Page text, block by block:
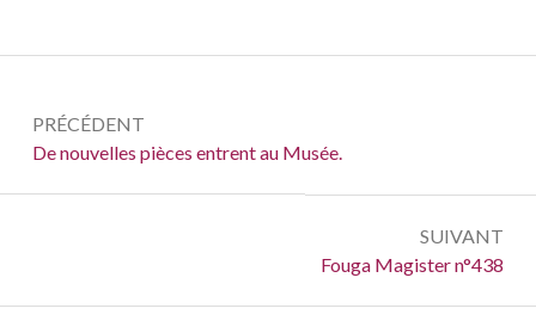
de
l’article
PRÉCÉDENT
Précédent :
De nouvelles pièces entrent au Musée.
SUIVANT
Suivant :
Fouga Magister n°438